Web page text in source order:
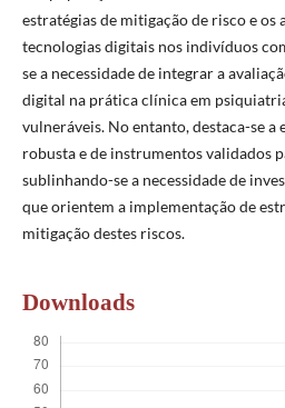
estratégias de mitigação de risco e os
tecnologias digitais nos indivíduos
se a necessidade de integrar a
digital na prática clínica em
vulneráveis. No entanto, destaca-se a
robusta e de instrumentos validados
sublinhando-se a necessidade de
que orientem a implementação de
mitigação destes riscos.
Downloads